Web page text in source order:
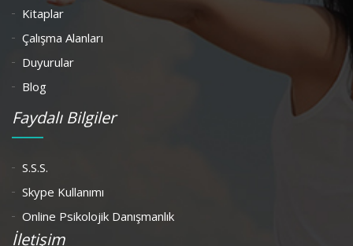
Kitaplar
Çalışma Alanları
Duyurular
Blog
Faydalı Bilgiler
S.S.S.
Skype Kullanımı
Online Psikolojik Danışmanlık
İletişim